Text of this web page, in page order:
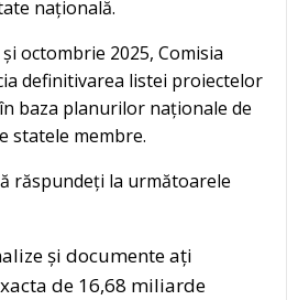
națională.
octombrie 2025, Comisia
definitivarea listei proiectelor
baza planurilor naționale de
statele membre.
răspundeți la următoarele
și documente ați
de 16,68 miliarde